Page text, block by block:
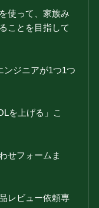
使って、家族み
ことを目指して
ンジニアが1つ1つ
を上げる」こ
せフォームま
レビュー依頼専